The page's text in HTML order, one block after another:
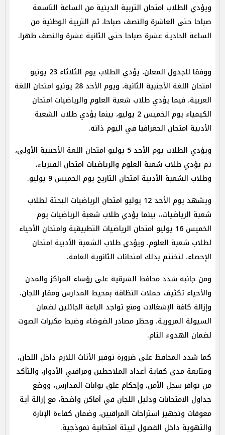
ويؤدي الطلاب امتحان التربية الدينية من الساعة التاسعة
صباحا حتى العاشرة والنصف صباحا، ثم التربية الوطنية من
الساعة الحادية عشرة صباحا حتى الثانية عشرة والنصف ظهرا.
ووفقا للجدول المعلن، يؤدي الطلاب يوم الثلاثاء 23 يونيو
امتحان اللغة الأجنبية الثانية، ويوم الأحد 28 يونيو امتحان اللغة
العربية، فيما يؤدي طلاب شعبة العلوم والرياضيات امتحان
الكيمياء يوم الخميس 2 يوليو، بينما يؤدي طلاب الشعبة
الأدبية امتحان الجغرافيا في اليوم ذاته.
ويؤدي الطلاب يوم الأحد 5 يوليو امتحان اللغة الأجنبية الأولى،
ثم يؤدي طلاب شعبة العلوم والرياضيات امتحان الفيزياء،
وطلاب الشعبة الأدبية امتحان التاريخ يوم الخميس 9 يوليو.
ويشهد يوم الأحد 12 يوليو امتحان الرياضيات البحتة لطلاب
شعبة الرياضيات،، بينما يؤدي طلاب شعبة الرياضيات يوم
الخميس 16 يوليو امتحان الرياضيات التطبيقية وامتحان الأحياء
لطلاب شعبة العلوم، ويؤدي طلاب الشعبة الأدبية امتحان
الإحصاء، لتختتم بذلك امتحانات الثانوية العامة.
ومن جانبه شدد محافظ الشرقية على رؤساء المراكز والمدن
والأحياء تكثيف حملات النظافة بمحيط المدارس ومقار اللجان،
وإزالة كافة الإشغالات ومنع تواجد الباعة الجائلين لضمان
السيولة المرورية، وحظر مصادر الضوضاء وضبط مكبرات الصوت
لضمان الهدوء التام.
كما شدد المحافظ على ضرورة توفير الأثاث اللازم داخل اللجان،
ومتابعة مدى كفاية أعداد الملاحظين ومراقبي الأدوار، والتأكد
من توافر سجل الأمن، وإحكام غلق بوابات المدارس، ووضع
جداول الامتحانات ودليل اللجان في أماكن واضحة، مع إزالة أية
معوقات وتجهيز استراحات المراقبين، وضمان كفاءة الإنارة
والتهوية داخل الفصول لبيئة امتحانية نموذجية.